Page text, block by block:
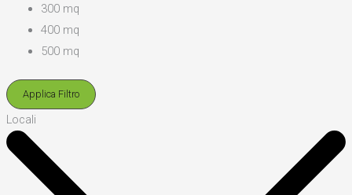
300 mq
400 mq
500 mq
Applica Filtro
Locali